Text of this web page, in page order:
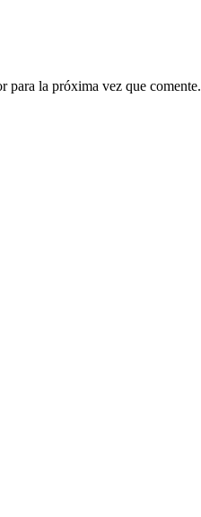
para la próxima vez que comente.